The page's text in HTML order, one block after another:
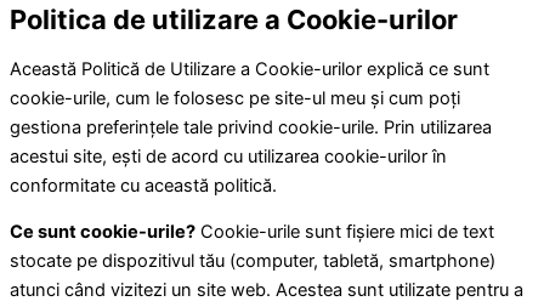
Politica de utilizare a Cookie-urilor
Această Politică de Utilizare a Cookie-urilor explică ce sunt
cookie-urile, cum le folosesc pe site-ul meu și cum poți
gestiona preferințele tale privind cookie-urile. Prin utilizarea
acestui site, ești de acord cu utilizarea cookie-urilor în
conformitate cu această politică.
Ce sunt cookie-urile? Cookie-urile sunt fișiere mici de text
stocate pe dispozitivul tău (computer, tabletă, smartphone)
atunci când vizitezi un site web. Acestea sunt utilizate pentru a